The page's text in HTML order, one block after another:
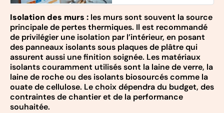
Isolation des murs : les murs sont souvent la source
principale de pertes thermiques. Il est recommandé
de privilégier une isolation par l’intérieur, en posant
des panneaux isolants sous plaques de plâtre qui
assurent aussi une finition soignée. Les matériaux
isolants couramment utilisés sont la laine de verre, la
laine de roche ou des isolants biosourcés comme la
ouate de cellulose. Le choix dépendra du budget, des
contraintes de chantier et de la performance
souhaitée.